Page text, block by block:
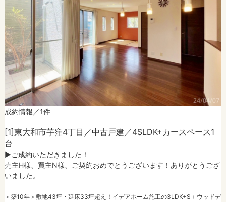
成約情報／1件
[1]東大和市芋窪4丁目／中古戸建／4SLDK+カースペース1
台
►ご成約いただきました！
売主H様、買主N様、ご契約おめでとうございます！ありがとうござ
いました。
＜築10年＞敷地43坪・延床33坪超え！イデアホーム施工の3LDK+S＋ウッドデ